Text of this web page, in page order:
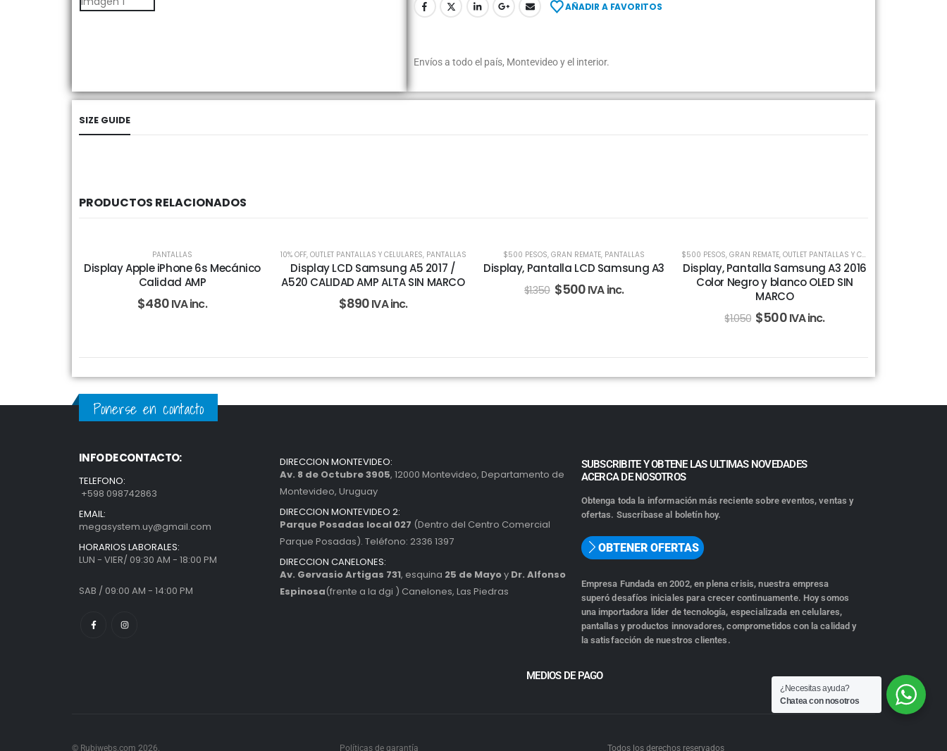
AÑADIR A FAVORITOS
Envíos a todo el país, Montevideo y el interior.
SIZE GUIDE
PRODUCTOS RELACIONADOS
PANTALLAS
Display Apple iPhone 6s Mecánico
Calidad AMP
$480IVA inc.
10% OFF, OUTLET PANTALLAS Y CELULARES, PANTALLAS
Display LCD Samsung A5 2017 /
A520 CALIDAD AMP ALTA SIN MARCO
$890IVA inc.
-63%
$500 PESOS, GRAN REMATE, PANTALLAS
Display, Pantalla LCD Samsung A3
$1.350 $500IVA inc.
$500 PESOS, GRAN REMATE, OUTLET PANTALLAS Y CELULARES
Display, Pantalla Samsung A3 2016
Color Negro y blanco OLED SIN
MARCO
$1.050 $500IVA inc.
Ponerse en contacto
INFO DE CONTACTO:
TELEFONO:
+598 098742863
EMAIL:
megasystem.uy@gmail.com
HORARIOS LABORALES:
LUN - VIER/ 09:30 AM - 18:00 PM
SAB / 09:00 AM - 14:00 PM
DIRECCION MONTEVIDEO:
Av. 8 de Octubre 3905, 12000 Montevideo, Departamento de
Montevideo, Uruguay
DIRECCION MONTEVIDEO 2:
Parque Posadas local 027 (Dentro del Centro Comercial
Parque Posadas). Teléfono: 2336 1397
DIRECCION CANELONES:
Av. Gervasio Artigas 731, esquina 25 de Mayoy Dr. Alfonso
Espinosa(frente a la dgi ) Canelones, Las Piedras
SUBSCRIBITE Y OBTENE LAS ULTIMAS NOVEDADES
ACERCA DE NOSOTROS
Obtenga toda la información más reciente sobre eventos, ventas y
ofertas. Suscríbase al boletín hoy.
OBTENER OFERTAS
Empresa Fundada en 2002, en plena crisis, nuestra empresa
superó desafíos iniciales para crecer continuamente. Hoy somos
una importadora líder de tecnología, especializada en celulares,
pantallas y productos innovadores, comprometidos con la calidad y
la satisfacción de nuestros clientes.
MEDIOS DE PAGO
© Rubiwebs.com 2026. Políticas de garantía Todos los derechos reservados
¿Necesitas ayuda?
Chatea con nosotros